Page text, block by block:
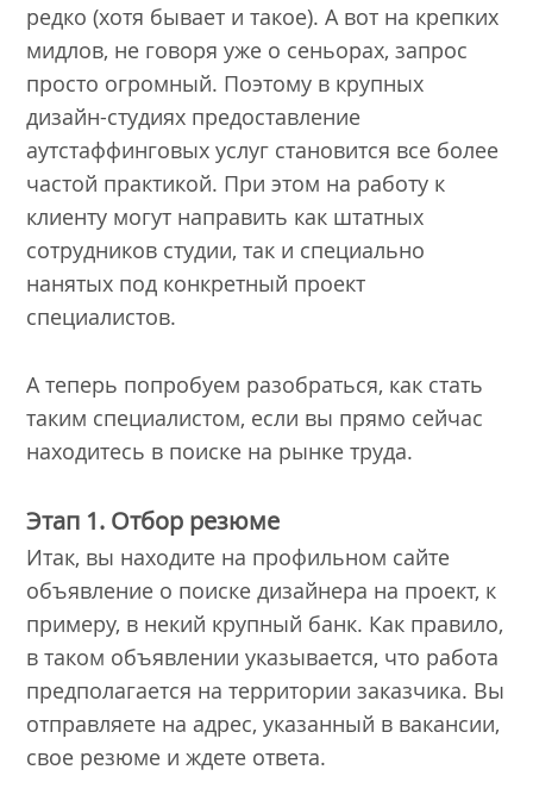
редко (хотя бывает и такое). А вот на крепких
мидлов, не говоря уже о сеньорах, запрос
просто огромный. Поэтому в крупных
дизайн-студиях предоставление
аутстаффинговых услуг становится все более
частой практикой. При этом на работу к
клиенту могут направить как штатных
сотрудников студии, так и специально
нанятых под конкретный проект
специалистов.
А теперь попробуем разобраться, как стать
таким специалистом, если вы прямо сейчас
находитесь в поиске на рынке труда.
Этап 1. Отбор резюме
Итак, вы находите на профильном сайте
объявление о поиске дизайнера на проект, к
примеру, в некий крупный банк. Как правило,
в таком объявлении указывается, что работа
предполагается на территории заказчика. Вы
отправляете на адрес, указанный в вакансии,
свое резюме и ждете ответа.